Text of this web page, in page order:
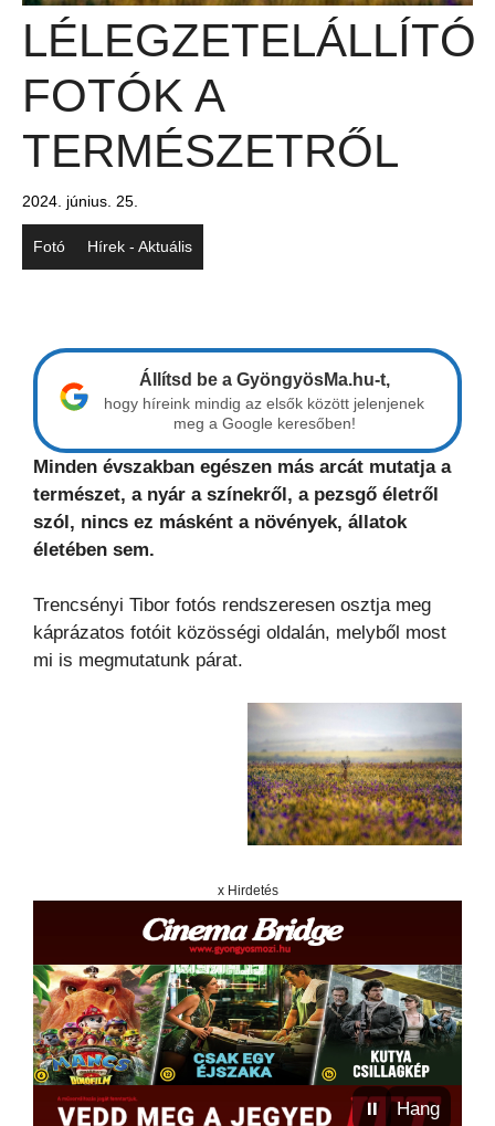
LÉLEGZETELÁLLÍTÓ
FOTÓK A
TERMÉSZETRŐL
2024. június. 25.
Fotó Hírek - Aktuális
Állítsd be a GyöngyösMa.hu-t,
hogy híreink mindig az elsők között jelenjenek
meg a Google keresőben!
Minden évszakban egészen más arcát mutatja a
természet, a nyár a színekről, a pezsgő életről
szól, nincs ez másként a növények, állatok
életében sem.
Trencsényi Tibor fotós rendszeresen osztja meg
káprázatos fotóit közösségi oldalán, melyből most
mi is megmutatunk párat.
x Hirdetés
⏸ Hang